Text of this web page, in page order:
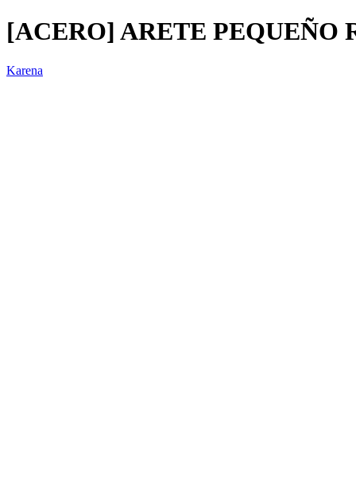
[ACERO] ARETE PEQUEÑO
Karena